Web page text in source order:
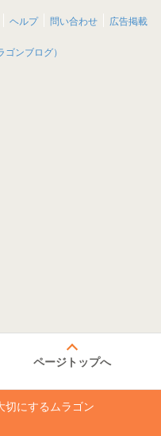
ヘルプ 問い合わせ 広告掲載
ンブログ）
ページトップへ
切にするムラゴン